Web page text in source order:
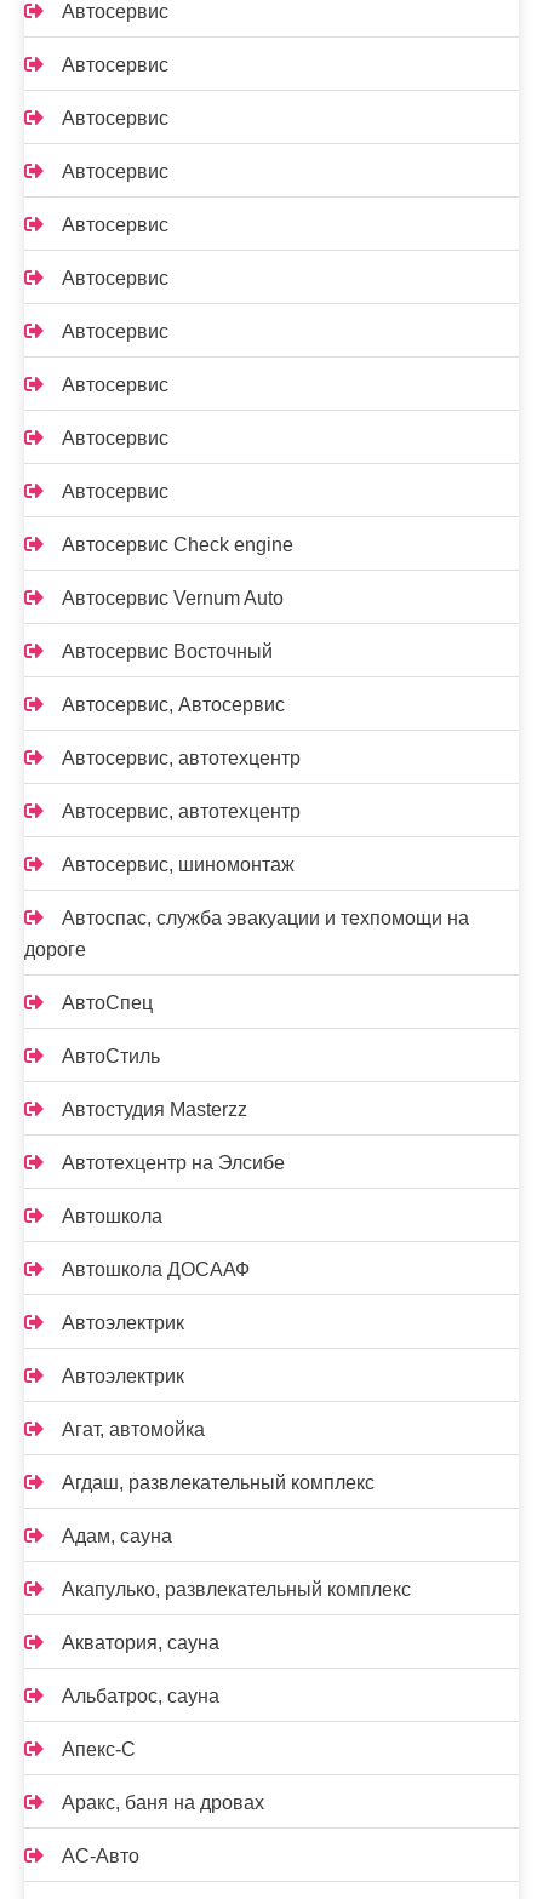
Автосервис
Автосервис
Автосервис
Автосервис
Автосервис
Автосервис
Автосервис
Автосервис
Автосервис
Автосервис
Автосервис Check engine
Автосервис Vernum Auto
Автосервис Восточный
Автосервис, Автосервис
Автосервис, автотехцентр
Автосервис, автотехцентр
Автосервис, шиномонтаж
Автоспас, служба эвакуации и техпомощи на
дороге
АвтоСпец
АвтоСтиль
Автостудия Masterzz
Автотехцентр на Элсибе
Автошкола
Автошкола ДОСААФ
Автоэлектрик
Автоэлектрик
Агат, автомойка
Агдаш, развлекательный комплекс
Адам, сауна
Акапулько, развлекательный комплекс
Акватория, сауна
Альбатрос, сауна
Апекс-С
Аракс, баня на дровах
АС-Авто